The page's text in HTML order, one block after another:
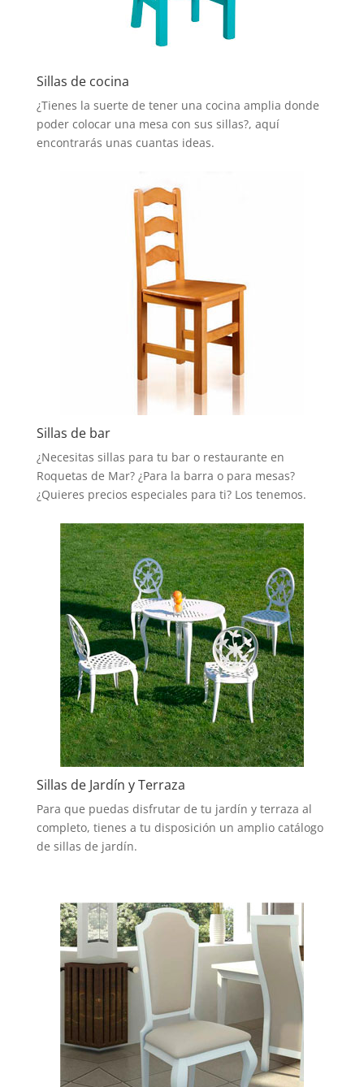
Sillas de cocina
¿Tienes la suerte de tener una cocina amplia donde
poder colocar una mesa con sus sillas?, aquí
encontrarás unas cuantas ideas.
Sillas de bar
¿Necesitas sillas para tu bar o restaurante en
Roquetas de Mar? ¿Para la barra o para mesas?
¿Quieres precios especiales para ti? Los tenemos.
Sillas de Jardín y Terraza
Para que puedas disfrutar de tu jardín y terraza al
completo, tienes a tu disposición un amplio catálogo
de sillas de jardín.